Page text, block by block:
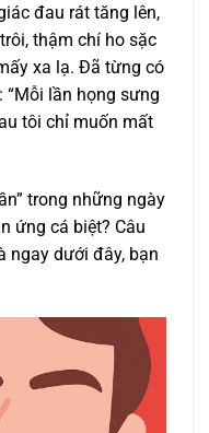
đau rát tăng lên,
thậm chí ho sặc
xa lạ. Đã từng có
“Mỗi lần họng sưng
tôi chỉ muốn mất
trong những ngày
ứng cá biệt? Câu
ngay dưới đây, bạn